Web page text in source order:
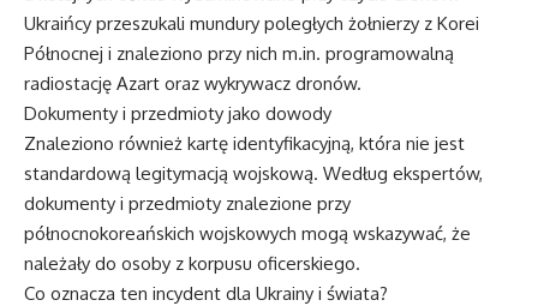
Ukraińcy przeszukali mundury poległych żołnierzy z Korei
Północnej i znaleziono przy nich m.in. programowalną
radiostację Azart oraz wykrywacz dronów.
Dokumenty i przedmioty jako dowody
Znaleziono również kartę identyfikacyjną, która nie jest
standardową legitymacją wojskową. Według ekspertów,
dokumenty i przedmioty znalezione przy
północnokoreańskich wojskowych mogą wskazywać, że
należały do osoby z korpusu oficerskiego.
Co oznacza ten incydent dla Ukrainy i świata?